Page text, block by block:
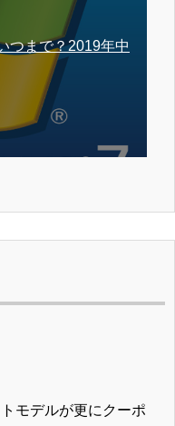
つまで？2019年中
モデルが更にクーポ